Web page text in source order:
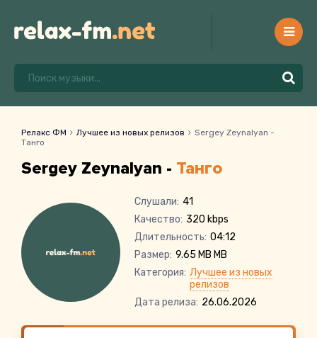
Релакс ФМ Лучшее из новых релизов
Sergey Zeynalyan -
Танго
Sergey Zeynalyan - Танго
Слушали: 41
Качество: 320 kbps
Длительность: 04:12
Размер: 9.65 MB MB
Категория: Лучшее из новых
релизов
Дата релиза: 26.06.2026